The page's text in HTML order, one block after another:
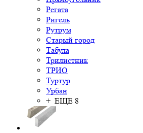
Регата
Ригель
Рутрум
Старый город
Табула
Трилистник
ТРИО
Туртур
Урбан
+ ЕЩЕ 8